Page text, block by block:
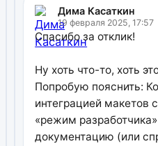
Дима Касаткин
19 февраля 2025, 17:57
Спасибо за отклик!
Ну хоть что-то, хоть
Попробую пояснить:
интеграцией макетов
«режим
документацию (или